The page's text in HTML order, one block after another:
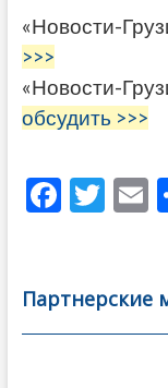
«Новости-
>>>
«Новости-
обсудить >>>
F
b
o
T
er
E
l
Партнерские